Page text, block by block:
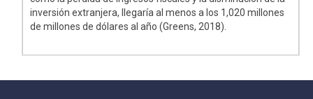
inversión extranjera, llegaría al menos a los 1,020 millones
de millones de dólares al año (Greens, 2018).